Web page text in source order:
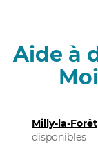
Aide à
Milly-la-Forêt
disponibles